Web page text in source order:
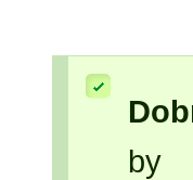
by